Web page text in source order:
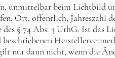
unmittelbar beim Lichtbild
Ort, öffentlich, Jahreszahl
§ 74 Abs. 3 UrhG. Ist das
nur dann nicht, wenn die